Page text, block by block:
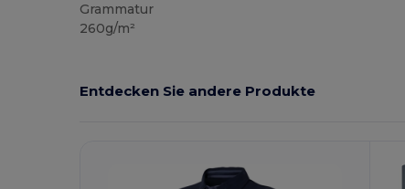
Grammatur
260g/m²
Entdecken Sie andere Produkte